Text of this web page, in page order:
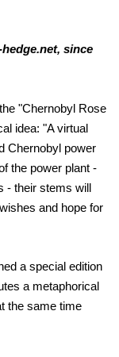
since
"Chernobyl Rose
idea: "A virtual
Chernobyl power
the power plant -
- their stems will
and hope for
a special edition
a metaphorical
the same time